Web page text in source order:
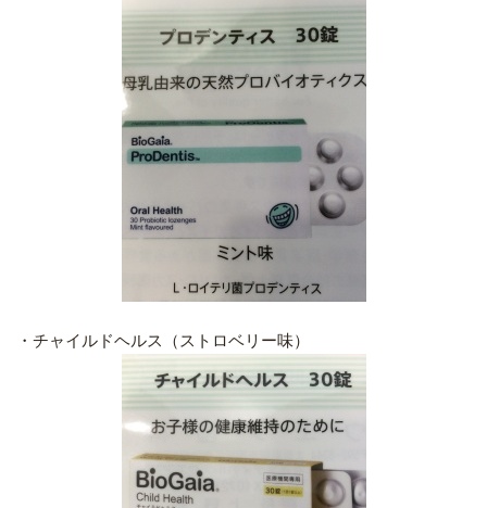
・チャイルドヘルス（ストロベリー味）